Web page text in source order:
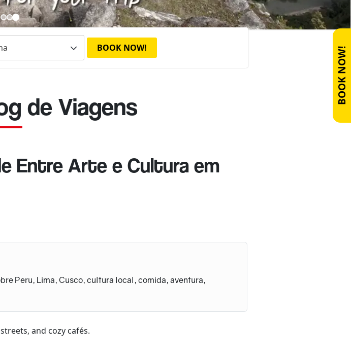
BOOK NOW!
BOOK NOW!
de Viagens
Entre Arte e Cultura em
Peru, Lima, Cusco, cultura local, comida, aventura,